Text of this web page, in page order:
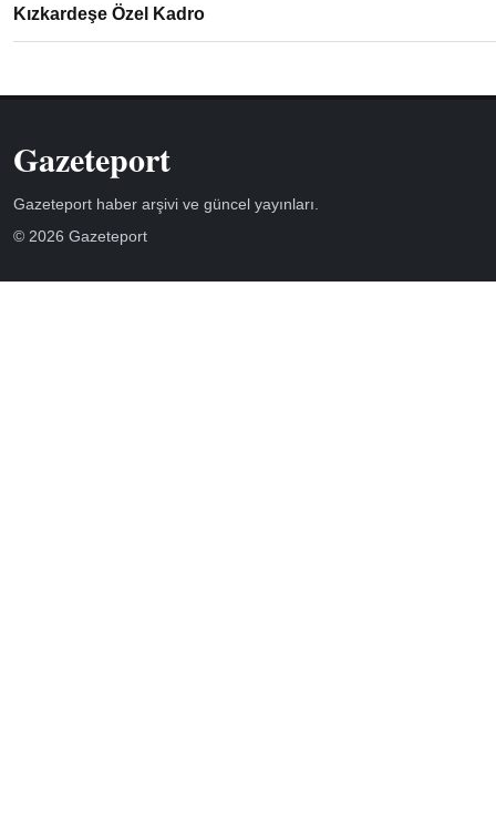
Kızkardeşe Özel Kadro
Gazeteport
Gazeteport haber arşivi ve güncel yayınları.
© 2026 Gazeteport